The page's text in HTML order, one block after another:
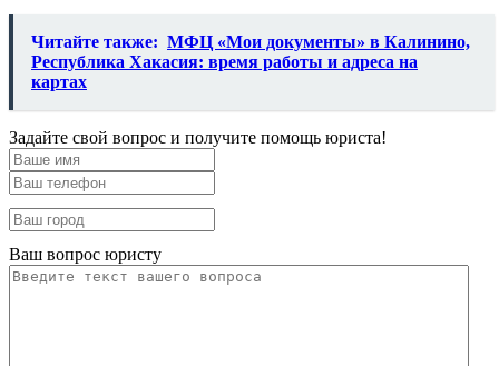
Читайте также: МФЦ «Мои документы» в Калинино,
Республика Хакасия: время работы и адреса на
картах
Задайте свой вопрос и получите помощь юриста!
Ваш вопрос юристу